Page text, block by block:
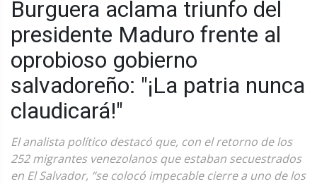
Burguera aclama triunfo del
presidente Maduro frente al
oprobioso gobierno
salvadoreño: "¡La patria nunca
claudicará!"
El analista político destacó que, con el retorno de los
252 migrantes venezolanos que estaban secuestrados
en El Salvador, “se colocó impecable cierre a uno de los